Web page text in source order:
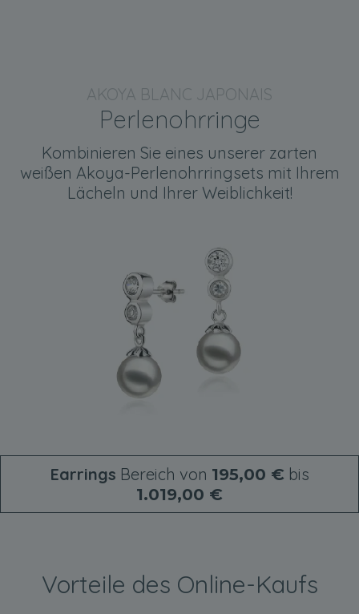
AKOYA BLANC JAPONAIS
Perlenohrringe
Kombinieren Sie eines unserer zarten
weißen Akoya-Perlenohrringsets mit Ihrem
Lächeln und Ihrer Weiblichkeit!
Earrings Bereich von 195,00 € bis
1.019,00 €
Vorteile des Online-Kaufs